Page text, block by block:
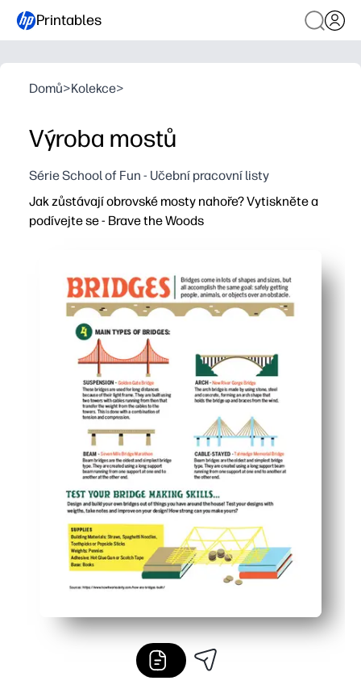
Printables
Domů>Kolekce>
Výroba mostů
Série School of Fun - Učební pracovní listy
Jak zůstávají obrovské mosty nahoře? Vytiskněte a
podívejte se - Brave the Woods